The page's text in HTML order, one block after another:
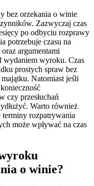
bez orzekania o winie
Zazwyczaj czas
po odbyciu rozprawy
potrzebuje czasu na
argumentami
wydaniem wyroku. Czas
prostych spraw bez
Natomiast jeśli
czy przesłuchań
Warto również
terminy rozpatrywania
może wpływać na czas
o winie?